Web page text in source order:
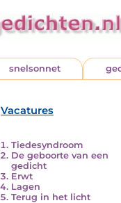
snelsonnet
Vacatures
Tiedesyndroom
De geboorte van een
gedicht
Erwt
Lagen
Terug in het licht